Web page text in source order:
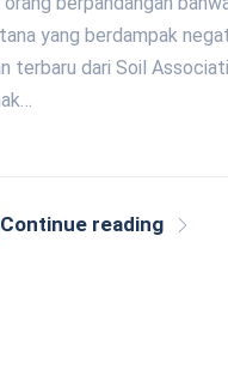
yang berdampak
terbaru dari Soil
Continue reading